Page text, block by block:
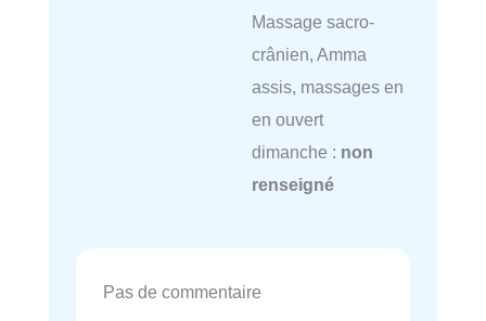
Massage sacro-
crânien, Amma
assis, massages en
en ouvert
dimanche : non
renseigné
Pas de commentaire